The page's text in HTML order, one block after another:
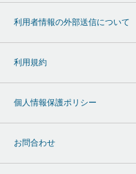
利用者情報の外部送信について
利用規約
個人情報保護ポリシー
お問合わせ